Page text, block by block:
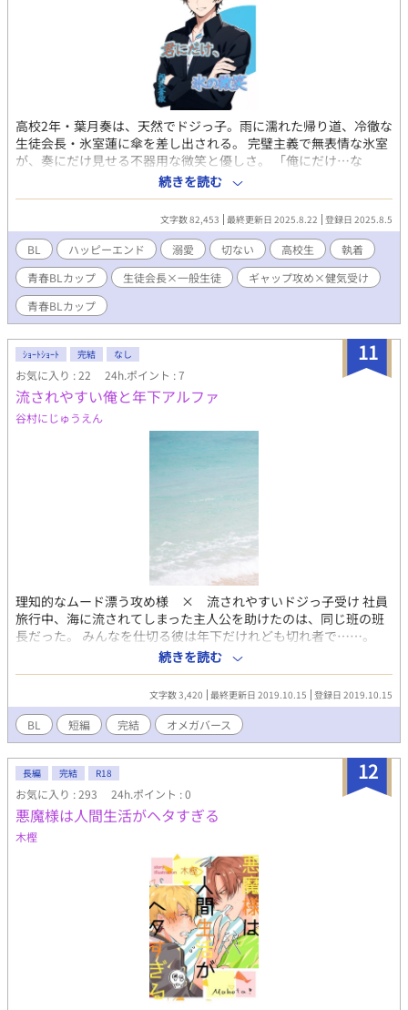
高校2年・葉月奏は、天然でドジっ子。雨に濡れた帰り道、冷徹な
生徒会長・氷室蓮に傘を差し出される。 完璧主義で無表情な氷室
が、奏にだけ見せる不器用な微笑と優しさ。 「俺にだけ…な
ぜ？」と戸惑う奏は氷室の心の秘密を知り、自信のなさと向き合
う。 放課後の教室、雨の音の中、ピュアな恋が自然に動き出す。
続きを読む
文字数 82,453 最終更新日 2025.8.22 登録日 2025.8.5
BL ハッピーエンド 溺愛 切ない 高校生
執着
青春BLカップ​
生徒会長×一般生徒
ギャップ攻め×健気受け
青春BLカップ
11
ｼｮｰﾄｼｮｰﾄ 完結 なし
お気に入り : 22 24h.ポイント : 7
流されやすい俺と年下アルファ
谷村にじゅうえん
理知的なムード漂う攻め様 × 流されやすいドジっ子受け 社員
旅行中、海に流されてしまった主人公を助けたのは、同じ班の班
長だった。 みんなを仕切る彼は年下だけれども切れ者で……。
※Twitter上の話題を元に書きました（キャラ設定をもとに物語を
執筆） ※Fujossyから転載しています
続きを読む
文字数 3,420 最終更新日 2019.10.15 登録日 2019.10.15
BL 短編 完結 オメガバース
12
長編 完結 R18
お気に入り : 293 24h.ポイント : 0
悪魔様は人間生活がヘタすぎる
木樫